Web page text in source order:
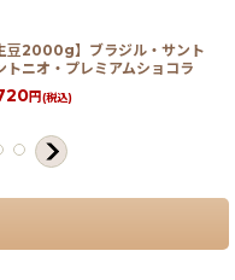
豆2000g】ブラジル・サント
トニオ・プレミアムショコラ
円(税込)